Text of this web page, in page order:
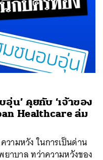
น’ คุยกับ ‘เจ้าของ
Healthcare ล่ม
มหวัง ในการเป็นด่าน
าบาล ทว่าความหวังของ